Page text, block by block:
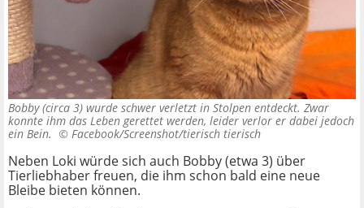
Bobby (circa 3) wurde schwer verletzt in Stolpen entdeckt. Zwar
konnte ihm das Leben gerettet werden, leider verlor er dabei jedoch
ein Bein. © Facebook/Screenshot/tierisch tierisch
Neben Loki würde sich auch Bobby (etwa 3) über
Tierliebhaber freuen, die ihm schon bald eine neue
Bleibe bieten können.